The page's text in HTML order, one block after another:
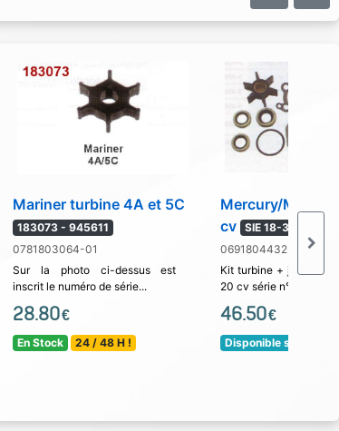
Mariner turbine 4A et 5C
183073 - 945611
0781803064-01
Sur la photo ci-dessus est
inscrit le numéro de série...
28.80€
En Stock 24 / 48 H !
Mercury/
cv SIE 18-3252
0691804432-01
Kit turbine + joints
20 cv série n°...
46.50€
Disponible sous 15